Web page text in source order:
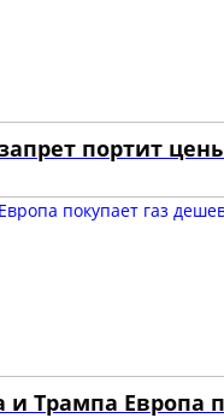
портит
Трампа Европа